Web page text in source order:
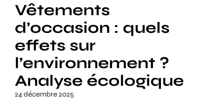
Vêtements
d’occasion : quels
effets sur
l’environnement ?
Analyse écologique
24 décembre 2025